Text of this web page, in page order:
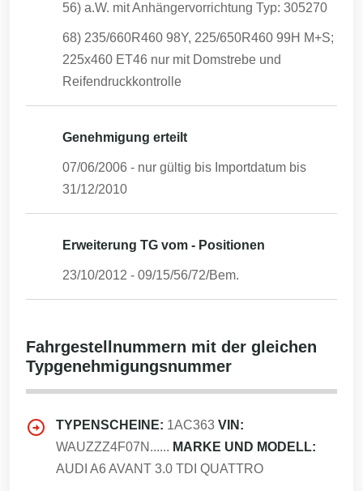
56) a.W. mit Anhängervorrichtung Typ: 305270
68) 235/660R460 98Y, 225/650R460 99H M+S;
225x460 ET46 nur mit Domstrebe und
Reifendruckkontrolle
Genehmigung erteilt
07/06/2006 - nur gültig bis Importdatum bis
31/12/2010
Erweiterung TG vom - Positionen
23/10/2012 - 09/15/56/72/Bem.
Fahrgestellnummern mit der gleichen
Typgenehmigungsnummer
TYPENSCHEINE: 1AC363 VIN:
WAUZZZ4F07N...... MARKE UND MODELL:
AUDI A6 AVANT 3.0 TDI QUATTRO